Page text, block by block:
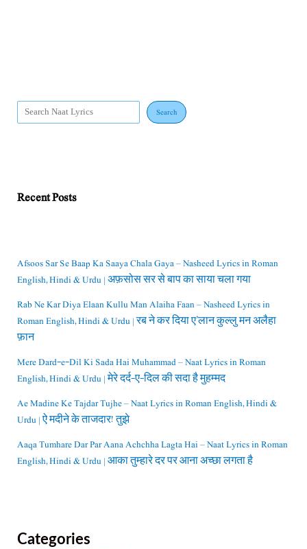
Search
Recent Posts
Afsoos Sar Se Baap Ka Saaya Chala Gaya – Nasheed Lyrics in Roman
English, Hindi & Urdu | अफ़सोस सर से बाप का साया चला गया
Rab Ne Kar Diya Elaan Kullu Man Alaiha Faan – Nasheed Lyrics in
Roman English, Hindi & Urdu | रब ने कर दिया ए’लान कुल्लु मन अलैहा
फ़ान
Mere Dard-e-Dil Ki Sada Hai Muhammad – Naat Lyrics in Roman
English, Hindi & Urdu | मेरे दर्द-ए-दिल की सदा है मुहम्मद
Ae Madine Ke Tajdar Tujhe – Naat Lyrics in Roman English, Hindi &
Urdu | ऐ मदीने के ताजदार! तुझे
Aaqa Tumhare Dar Par Aana Achchha Lagta Hai – Naat Lyrics in Roman
English, Hindi & Urdu | आका तुम्हारे दर पर आना अच्छा लगता है
Categories